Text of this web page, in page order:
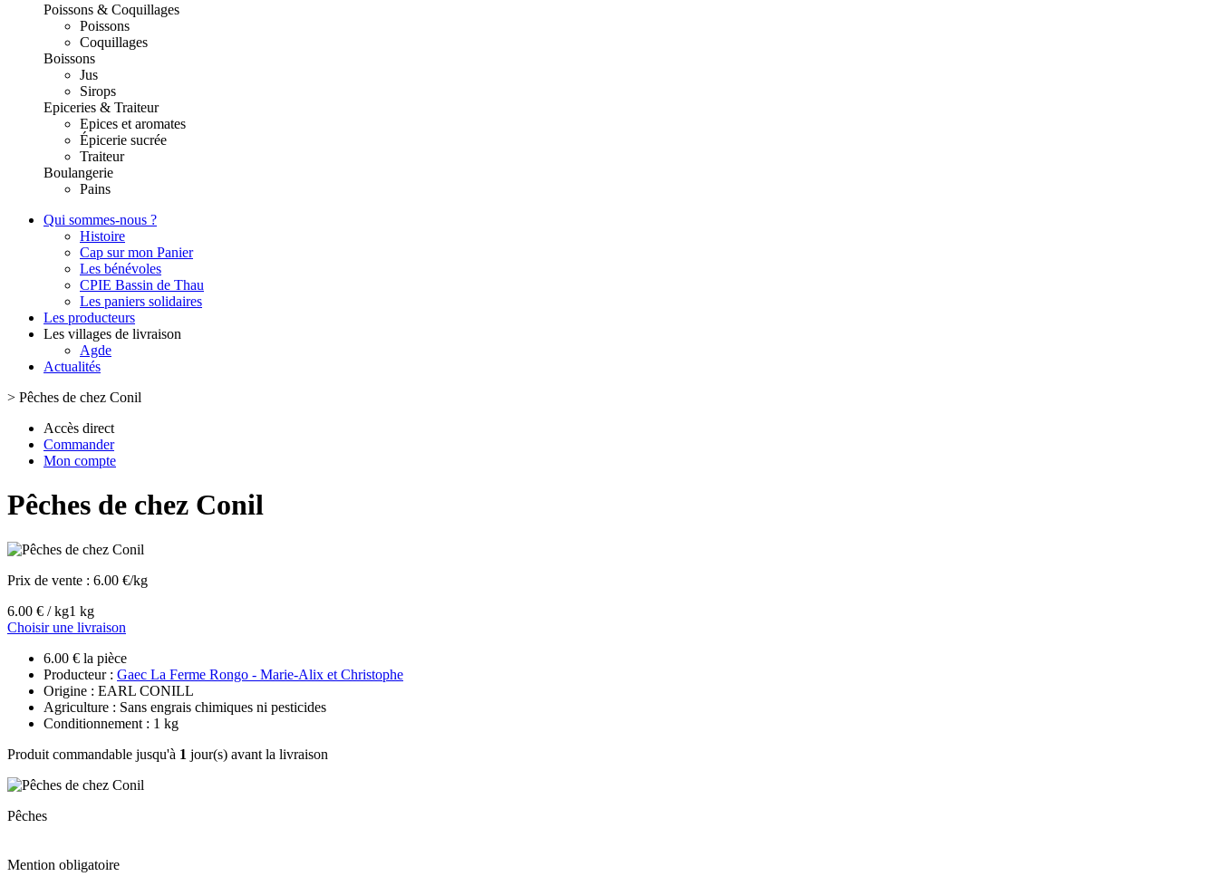
Poissons & Coquillages
Poissons
Coquillages
Boissons
Jus
Sirops
Epiceries & Traiteur
Epices et aromates
Épicerie sucrée
Traiteur
Boulangerie
Pains
Qui sommes-nous ?
Histoire
Cap sur mon Panier
Les bénévoles
CPIE Bassin de Thau
Les paniers solidaires
Les producteurs
Les villages de livraison
Agde
Actualités
> Pêches de chez Conil
Accès direct
Commander
Mon compte
Pêches de chez Conil
Prix de vente : 6.00 €/kg
6.00 € / kg1 kg
Choisir une livraison
6.00 € la pièce
Producteur : Gaec La Ferme Rongo - Marie-Alix et Christophe
Origine : EARL CONILL
Agriculture : Sans engrais chimiques ni pesticides
Conditionnement : 1 kg
Produit commandable jusqu'à 1 jour(s) avant la livraison
Pêches
Mention obligatoire